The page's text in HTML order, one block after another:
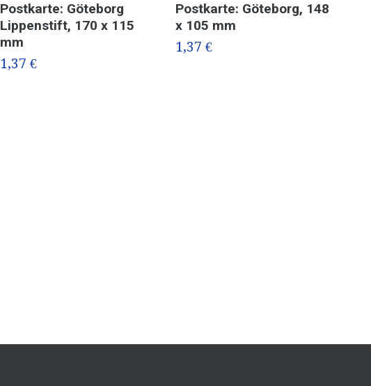
Postkarte: Göteborg
Lippenstift, 170 x 115
mm
1,37 €
Postkarte: Göteborg, 148
x 105 mm
1,37 €